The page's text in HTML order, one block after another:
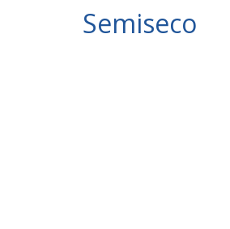
Semiseco